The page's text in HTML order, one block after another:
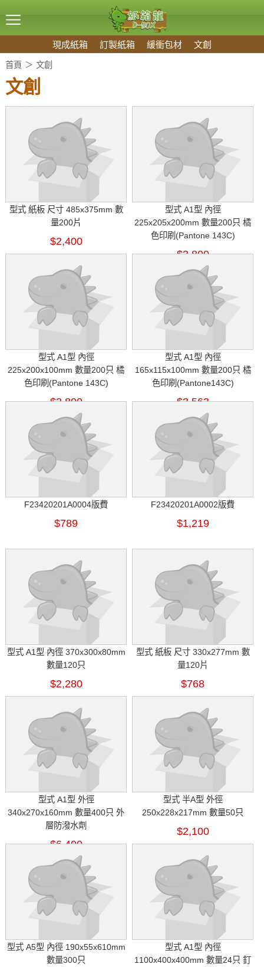
現成紙箱 訂製紙箱 緩衝包材 文創
首頁 文創
文創
型式 紙板 尺寸 485x375mm 數
量200片
$2,400
型式 A1型 內徑
225x205x200mm 數量200只 橘
色印刷(Pantone 143C)
$3,800
型式 A1型 內徑
225x200x100mm 數量200只 橘
色印刷(Pantone 143C)
$2,800
型式 A1型 內徑
165x115x100mm 數量200只 橘
色印刷(Pantone143C)
$3,563
F23420201A0004版費
$789
F23420201A0002版費
$1,219
型式 A1型 內徑 370x300x80mm
數量120只
$2,280
型式 紙板 尺寸 330x277mm 數
量120片
$768
型式 A1型 外徑
340x270x160mm 數量400只 外
層防潑水劑
$6,400
型式 半A型 外徑
250x228x217mm 數量50只
$2,100
型式 A5型 內徑 190x55x610mm
數量300只
型式 A1型 內徑
1100x400x400mm 數量24只 釘